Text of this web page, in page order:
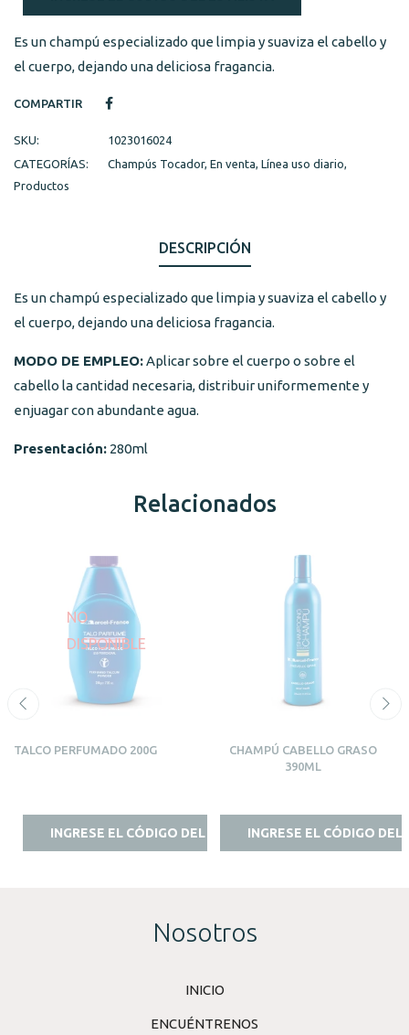
Es un champú especializado que limpia y suaviza el cabello y
el cuerpo, dejando una deliciosa fragancia.
COMPARTIR
SKU:
1023016024
CATEGORÍAS:
Champús Tocador, En venta, Línea uso diario,
Productos
DESCRIPCIÓN
Es un champú especializado que limpia y suaviza el cabello y
el cuerpo, dejando una deliciosa fragancia.
MODO DE EMPLEO:Aplicar sobre el cuerpo o sobre el
cabello la cantidad necesaria, distribuir uniformemente y
enjuagar con abundante agua.
Presentación: 280ml
Relacionados
NO
DISPONIBLE
TALCO PERFUMADO 200G
INGRESE EL CÓDIGO DEL ESTILISTA
CHAMPÚ CABELLO GRASO
390ML
INGRESE EL CÓDIGO DEL
Nosotros
INICIO
ENCUÉNTRENOS